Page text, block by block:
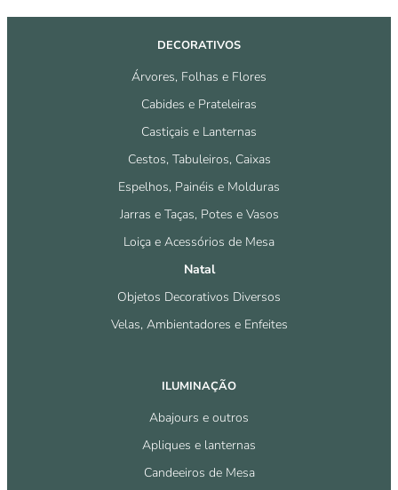
DECORATIVOS
Árvores, Folhas e Flores
Cabides e Prateleiras
Castiçais e Lanternas
Cestos, Tabuleiros, Caixas
Espelhos, Painéis e Molduras
Jarras e Taças, Potes e Vasos
Loiça e Acessórios de Mesa
Natal
Objetos Decorativos Diversos
Velas, Ambientadores e Enfeites
ILUMINAÇÃO
Abajours e outros
Apliques e lanternas
Candeeiros de Mesa